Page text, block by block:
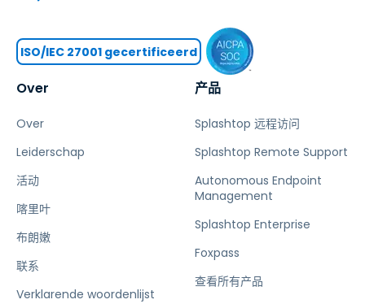
Over
Over
Leiderschap
活动
喀里叶
布朗嫩
联系
Verklarende woordenlijst
产品
Splashtop 远程访问
Splashtop Remote Support
Autonomous Endpoint
Management
Splashtop Enterprise
Foxpass
查看所有产品
ISO/IEC 27001 gecertificeerd